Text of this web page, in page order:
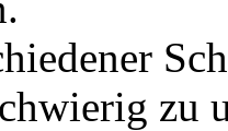
zu